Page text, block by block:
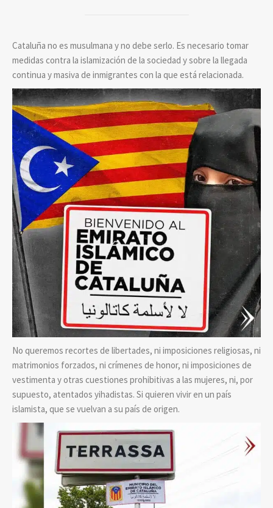
Cataluña no es musulmana y no debe serlo. Es necesario tomar
medidas contra la islamización de la sociedad y sobre la llegada
continua y masiva de inmigrantes con la que está relacionada.
No queremos recortes de libertades, ni imposiciones religiosas, ni
matrimonios forzados, ni crímenes de honor, ni imposiciones de
vestimenta y otras cuestiones prohibitivas a las mujeres, ni, por
supuesto, atentados yihadistas. Si quieren vivir en un país
islamista, que se vuelvan a su país de origen.